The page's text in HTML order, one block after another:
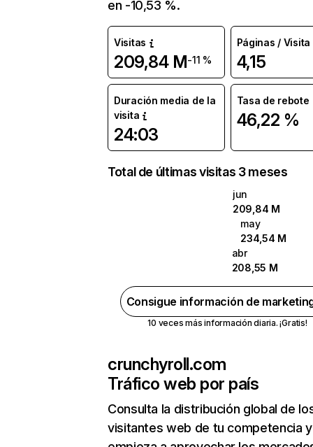
en -10,53 %.
Visitas
209,84 M-11 %
Páginas / Visita
4,15
Duración media de la
visita
24:03
Tasa de rebote
46,22 %
Total de últimas visitas 3 meses
jun
209,84 M
may
234,54 M
abr
208,55 M
Consigue información de
10 veces más información diaria. ¡Gratis!
crunchyroll.com
Tráfico web por país
Consulta la distribución global de
visitantes web de tu competencia y